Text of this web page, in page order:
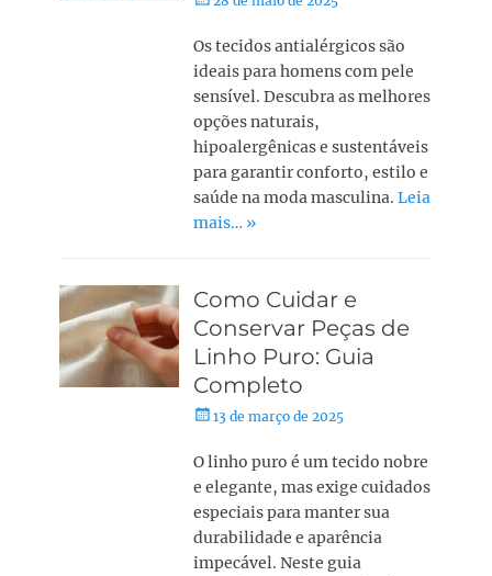
Os tecidos antialérgicos são
ideais para homens com pele
sensível. Descubra as melhores
opções naturais,
hipoalergênicas e sustentáveis
para garantir conforto, estilo e
saúde na moda masculina.Leia
mais… »
Como Cuidar e
Conservar Peças de
Linho Puro: Guia
Completo
13 de março de 2025
O linho puro é um tecido nobre
e elegante, mas exige cuidados
especiais para manter sua
durabilidade e aparência
impecável. Neste guia